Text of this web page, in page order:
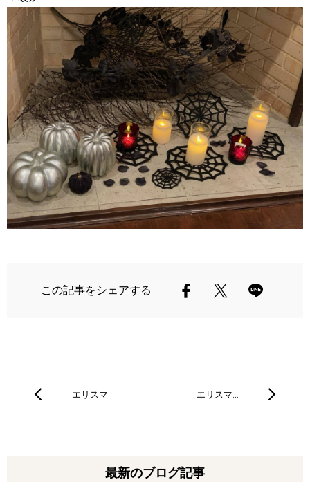
この記事をシェアする
エリスマ… エリスマ…
最新のブログ記事